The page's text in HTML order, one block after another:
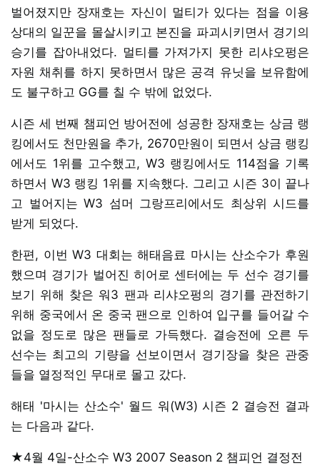
벌어졌지만 장재호는 자신이 멀티가 있다는 점을 이용
상대의 일꾼을 몰살시키고 본진을 파괴시키면서 경기의
승기를 잡아내었다. 멀티를 가져가지 못한 리샤오펑은
자원 채취를 하지 못하면서 많은 공격 유닛을 보유함에
도 불구하고 GG를 칠 수 밖에 없었다.
시즌 세 번째 챔피언 방어전에 성공한 장재호는 상금 랭
킹에서도 천만원을 추가, 2670만원이 되면서 상금 랭킹
에서도 1위를 고수했고, W3 랭킹에서도 114점을 기록
하면서 W3 랭킹 1위를 지속했다. 그리고 시즌 3이 끝나
고 벌어지는 W3 섬머 그랑프리에서도 최상위 시드를
받게 되었다.
한편, 이번 W3 대회는 해태음료 마시는 산소수가 후원
했으며 경기가 벌어진 히어로 센터에는 두 선수 경기를
보기 위해 찾은 워3 팬과 리샤오펑의 경기를 관전하기
위해 중국에서 온 중국 팬으로 인하여 입구를 들어갈 수
없을 정도로 많은 팬들로 가득했다. 결승전에 오른 두
선수는 최고의 기량을 선보이면서 경기장을 찾은 관중
들을 열정적인 무대로 몰고 갔다.
해태 '마시는 산소수' 월드 워(W3) 시즌 2 결승전 결과
는 다음과 같다.
★4월 4일-산소수 W3 2007 Season 2 챔피언 결정전